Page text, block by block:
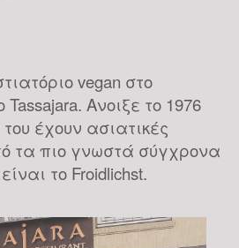
vegan στο
Ανοιξε το 1976
έχουν ασιατικές
τα πιο γνωστά σύγχρονα
το Froidlichst.
trend που
must
προσεγγίζει τη γιόγκα απλά
μάλλον να αναθεωρήσει. Σε
χαρακτηρίζεται από